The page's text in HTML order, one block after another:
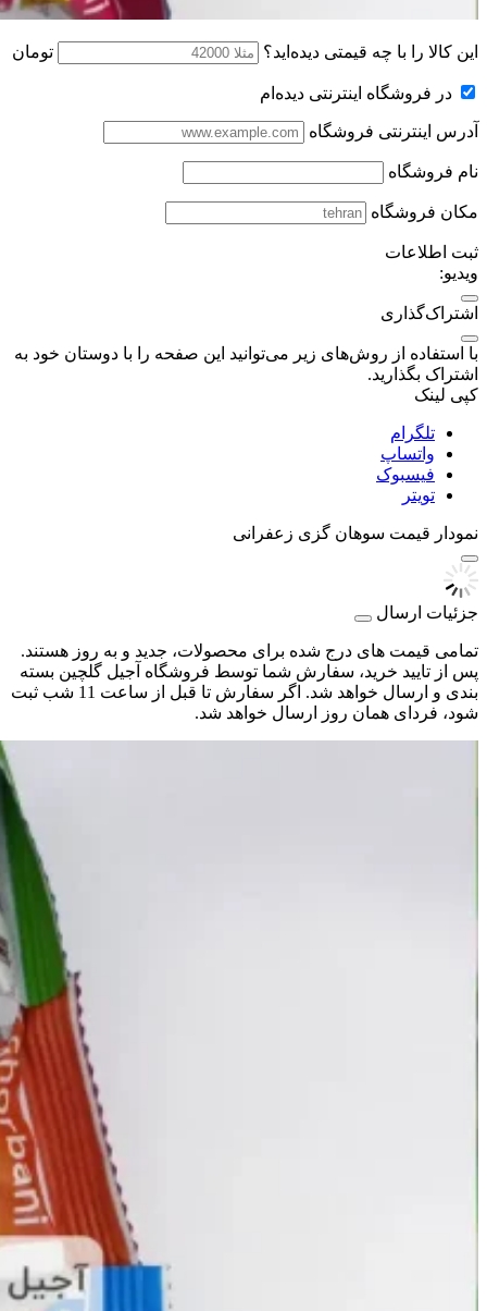
این کالا را با چه قیمتی دیده‌اید؟ تومان
در فروشگاه اینترنتی دیده‌ام
آدرس اینترنتی فروشگاه
نام فروشگاه
مکان فروشگاه
ثبت اطلاعات
ویدیو:
اشتراک‌گذاری
با استفاده از روش‌های زیر می‌توانید این صفحه را با دوستان خود به
اشتراک بگذارید.
کپی لینک
تلگرام
واتساپ
فیسبوک
تویتر
نمودار قیمت سوهان گزی زعفرانی
جزئیات ارسال
تمامی قیمت های درج شده برای محصولات، جدید و به روز هستند.
پس از تایید خرید، سفارش شما توسط فروشگاه آجیل گلچین بسته
بندی و ارسال خواهد شد. اگر سفارش تا قبل از ساعت 11 شب ثبت
شود، فردای همان روز ارسال خواهد شد.